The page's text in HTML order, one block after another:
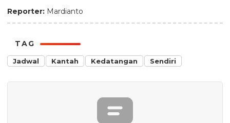
Reporter: Mardianto
TAG
Jadwal Kantah Kedatangan Sendiri